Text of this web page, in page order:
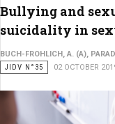
Bullying and
suicidality in
BUCH-FROHLICH, A. (A),
JIDV N°35
02 OCTOBER